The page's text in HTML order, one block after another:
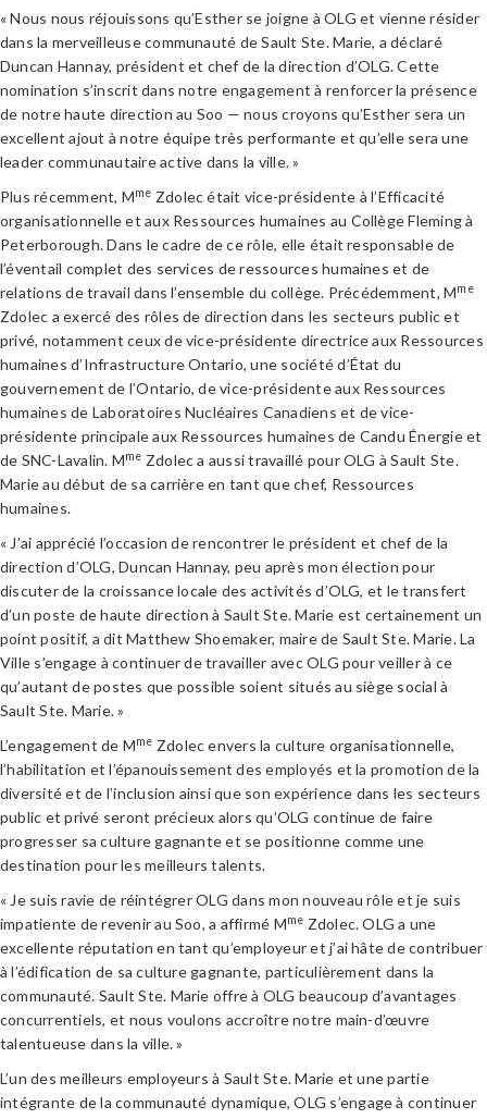
« Nous nous réjouissons qu’Esther se joigne à OLG et vienne résider
dans la merveilleuse communauté de Sault Ste. Marie, a déclaré
Duncan Hannay, président et chef de la direction d’OLG. Cette
nomination s’inscrit dans notre engagement à renforcer la présence
de notre haute direction au Soo — nous croyons qu’Esther sera un
excellent ajout à notre équipe très performante et qu’elle sera une
leader communautaire active dans la ville. »
Plus récemment, Mme Zdolec était vice-présidente à l’Efficacité
organisationnelle et aux Ressources humaines au Collège Fleming à
Peterborough. Dans le cadre de ce rôle, elle était responsable de
l’éventail complet des services de ressources humaines et de
relations de travail dans l’ensemble du collège. Précédemment, Mme
Zdolec a exercé des rôles de direction dans les secteurs public et
privé, notamment ceux de vice-présidente directrice aux Ressources
humaines d’Infrastructure Ontario, une société d’État du
gouvernement de l’Ontario, de vice-présidente aux Ressources
humaines de Laboratoires Nucléaires Canadiens et de vice-
présidente principale aux Ressources humaines de Candu Énergie et
de SNC-Lavalin. Mme Zdolec a aussi travaillé pour OLG à Sault Ste.
Marie au début de sa carrière en tant que chef, Ressources
humaines.
« J’ai apprécié l’occasion de rencontrer le président et chef de la
direction d’OLG, Duncan Hannay, peu après mon élection pour
discuter de la croissance locale des activités d’OLG, et le transfert
d’un poste de haute direction à Sault Ste. Marie est certainement un
point positif, a dit Matthew Shoemaker, maire de Sault Ste. Marie. La
Ville s’engage à continuer de travailler avec OLG pour veiller à ce
qu’autant de postes que possible soient situés au siège social à
Sault Ste. Marie. »
L’engagement de Mme Zdolec envers la culture organisationnelle,
l’habilitation et l’épanouissement des employés et la promotion de la
diversité et de l’inclusion ainsi que son expérience dans les secteurs
public et privé seront précieux alors qu’OLG continue de faire
progresser sa culture gagnante et se positionne comme une
destination pour les meilleurs talents.
« Je suis ravie de réintégrer OLG dans mon nouveau rôle et je suis
impatiente de revenir au Soo, a affirmé Mme Zdolec. OLG a une
excellente réputation en tant qu’employeur et j’ai hâte de contribuer
à l’édification de sa culture gagnante, particulièrement dans la
communauté. Sault Ste. Marie offre à OLG beaucoup d’avantages
concurrentiels, et nous voulons accroître notre main-d’œuvre
talentueuse dans la ville. »
L’un des meilleurs employeurs à Sault Ste. Marie et une partie
intégrante de la communauté dynamique, OLG s’engage à continuer